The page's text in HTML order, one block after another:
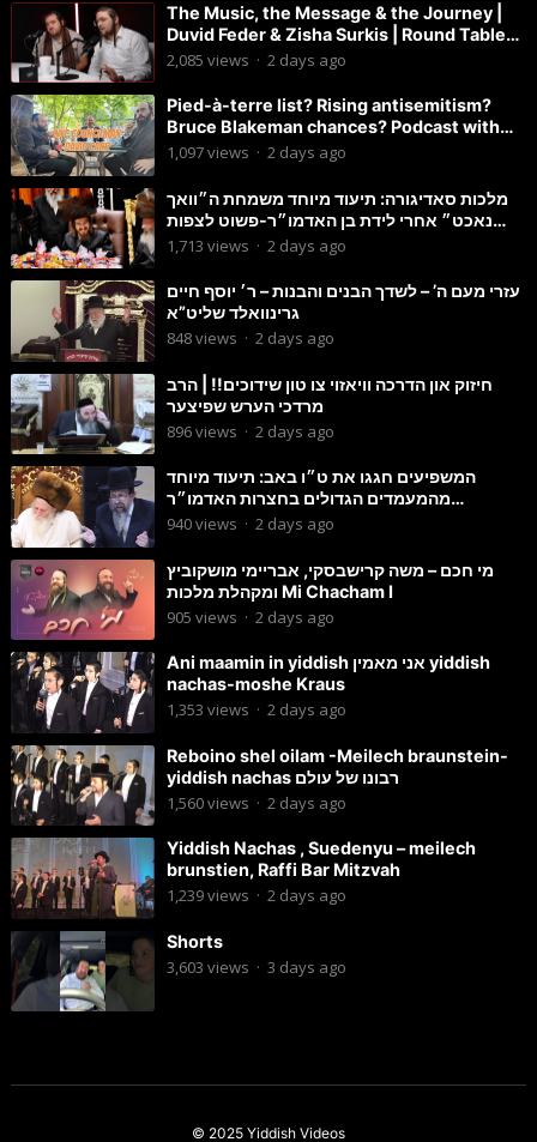
The Music, the Message & the Journey |
Duvid Feder & Zisha Surkis | Round Table
#11
2,085 views · 2 days ago
Pied-à-terre list? Rising antisemitism?
Bruce Blakeman chances? Podcast with
Councilman David Carr!
1,097views · 2 days ago
מלכות סאדיגורה: תיעוד מיוחד משמחת ה״וואך
נאכט״ אחרי לידת בן האדמו״ר-פשוט לצפות
ולהנות
1,713 views · 2 days ago
עזרי מעם ה’ – לשדך הבנים והבנות – ר׳ יוסף חיים
גרינוואלד שליט”א
848views · 2 days ago
חיזוק און הדרכה וויאזוי צו טון שידוכים!! | הרב
מרדכי הערש שפיצער
896views · 2 days ago
המשפיעים חגגו את ט״ו באב: תיעוד מיוחד
מהמעמדים הגדולים בחצרות האדמו״ר
מסטוטשין והגרי״מ מורגשטרן
940views · 2 days ago
מי חכם – משה קרישבסקי, אבריימי מושקוביץ
ומקהלת מלכות Mi Chacham I
905 views · 2 days ago
Ani maamin in yiddish אני מאמין yiddish
nachas-moshe Kraus
1,353 views · 2 days ago
Reboino shel oilam -Meilech braunstein-
yiddish nachas רבונו של עולם
1,560views · 2 days ago
Yiddish Nachas , Suedenyu – meilech
brunstien, Raffi Bar Mitzvah
1,239views · 2 days ago
Shorts
3,603 views · 3 days ago
© 2025 Yiddish Videos